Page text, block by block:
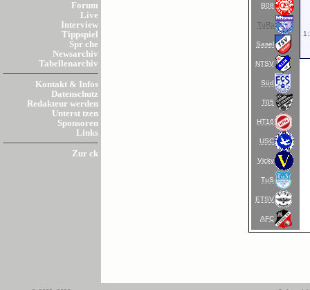
Forum
Live
Interview
Tippspiel
Spr che
Newsarchiv
Tabellenarchiv
Kontakt & Infos
Datenschutz
Redakteur werden
Unterst tzen
Sponsoren
Links
Zur ck
B08
TuRa
Sasel
NTSV
Süd
T05
HT16
USC
Vicky
TuS
ETSV
AFC